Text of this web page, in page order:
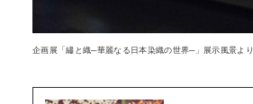
企画展「繡と織─華麗なる日本染織の世界─」展示風景より